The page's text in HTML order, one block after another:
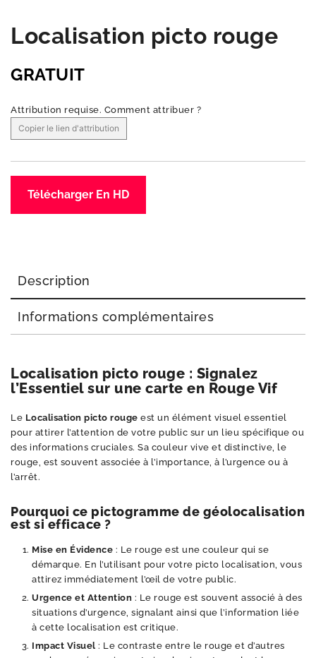
Localisation picto rouge
GRATUIT
Attribution requise. Comment attribuer ?
Copier le lien d'attribution
Télécharger En HD
Description
Informations complémentaires
Localisation picto rouge : Signalez
l’Essentiel sur une carte en Rouge Vif
Le Localisation picto rouge est un élément visuel essentiel
pour attirer l’attention de votre public sur un lieu spécifique ou
des informations cruciales. Sa couleur vive et distinctive, le
rouge, est souvent associée à l’importance, à l’urgence ou à
l’arrêt.
Pourquoi ce pictogramme de géolocalisation
est si efficace ?
Mise en Évidence : Le rouge est une couleur qui se
démarque. En l’utilisant pour votre picto localisation, vous
attirez immédiatement l’œil de votre public.
Urgence et Attention : Le rouge est souvent associé à des
situations d’urgence, signalant ainsi que l’information liée
à cette localisation est critique.
Impact Visuel : Le contraste entre le rouge et d’autres